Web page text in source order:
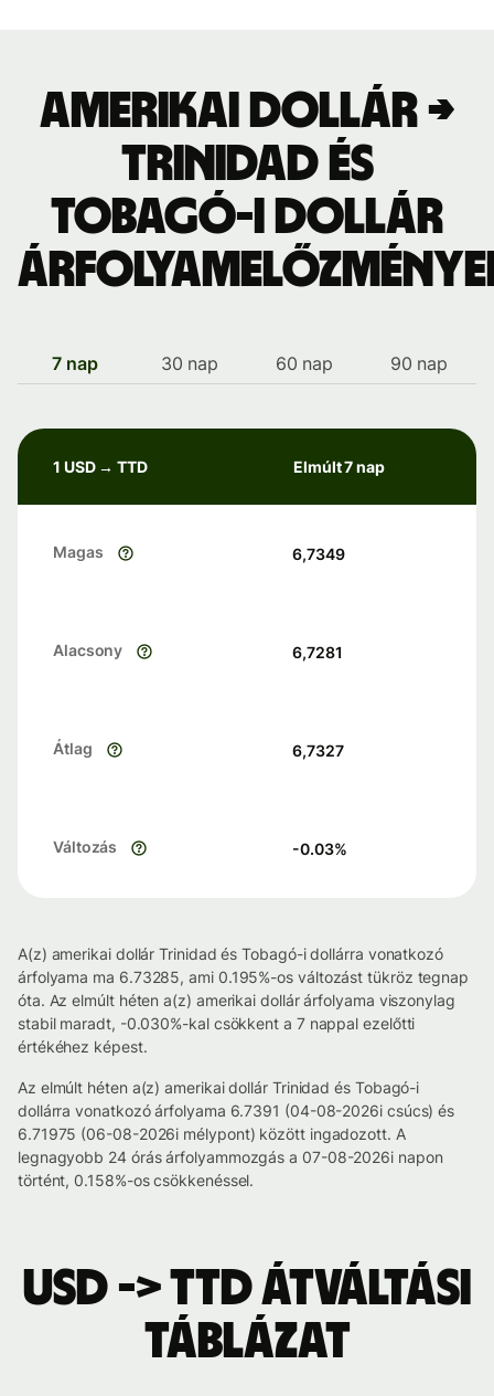
Amerikai dollár →
Trinidad és
Tobagó-i dollár
7 nap 30 nap 60 nap 90 nap
1 USD → TTD Elmúlt 7 nap
Magas 6,7349
Alacsony 6,7281
Átlag 6,7327
Változás -0.03%
A(z) amerikai dollár Trinidad és Tobagó-i dollárra vonatkozó
árfolyama ma 6.73285, ami 0.195%-os változást tükröz tegnap
óta. Az elmúlt héten a(z) amerikai dollár árfolyama viszonylag
stabil maradt, -0.030%-kal csökkent a 7 nappal ezelőtti
értékéhez képest.
Az elmúlt héten a(z) amerikai dollár Trinidad és Tobagó-i
dollárra vonatkozó árfolyama 6.7391 (04-08-2026i csúcs) és
6.71975 (06-08-2026i mélypont) között ingadozott. A
legnagyobb 24 órás árfolyammozgás a 07-08-2026i napon
történt, 0.158%-os csökkenéssel.
USD -> TTD átváltási
táblázat